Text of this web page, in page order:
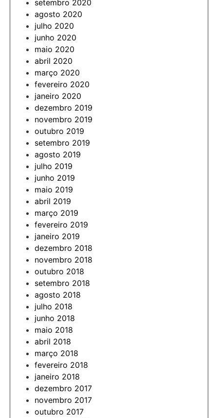
setembro 2020
agosto 2020
julho 2020
junho 2020
maio 2020
abril 2020
março 2020
fevereiro 2020
janeiro 2020
dezembro 2019
novembro 2019
outubro 2019
setembro 2019
agosto 2019
julho 2019
junho 2019
maio 2019
abril 2019
março 2019
fevereiro 2019
janeiro 2019
dezembro 2018
novembro 2018
outubro 2018
setembro 2018
agosto 2018
julho 2018
junho 2018
maio 2018
abril 2018
março 2018
fevereiro 2018
janeiro 2018
dezembro 2017
novembro 2017
outubro 2017